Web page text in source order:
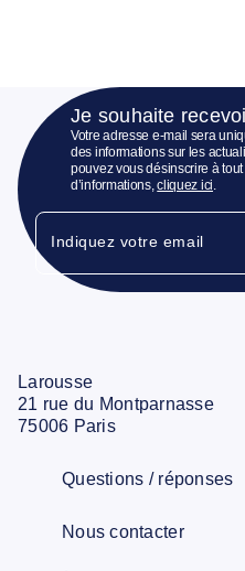
Je souhaite
Votre adresse e-mail sera
des informations sur les
pouvez vous désinscrire à
d’informations,cliquez ici.
Indiquez votre email
Larousse
21 rue du Montparnasse
75006 Paris
Questions / réponses
Nous contacter